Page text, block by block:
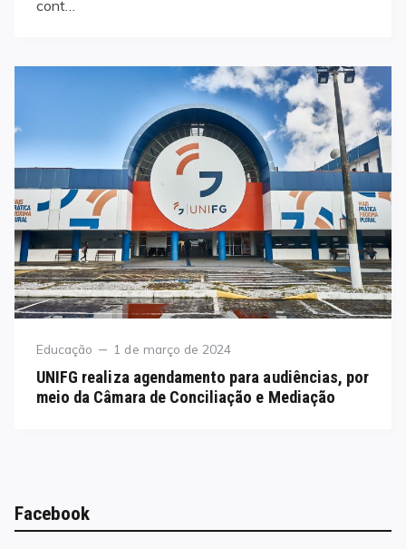
cont…
Category
Educação
Posted
1 de março de 2024
UNIFG realiza agendamento para audiências, por
meio da Câmara de Conciliação e Mediação
Facebook